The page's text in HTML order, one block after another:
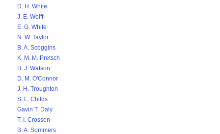
D. H. White
J. E. Wolff
E. G. White
N. W. Taylor
B. A. Scoggins
K. M. M. Pretsch
B. J. Watson
D. M. O'Connor
J. H. Troughton
S. L. Childs
Gavin T. Daly
T. I. Crossen
B. A. Sommers